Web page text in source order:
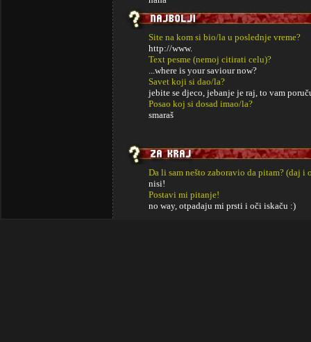
Site na kom si bio/la u poslednje vreme?
http://www.
Text pesme (nemoj citirati celu)?
...where is your saviour now?
Savet koji si dao/la?
jebite se djeco, jebanje je raj, to vam
Posao koj si dosad imao/la?
smaraš
Da li sam nešto zaboravio da pitam? (daj i
nisi!
Postavi mi pitanje!
no way, otpadaju mi prsti i oči iskaču :)